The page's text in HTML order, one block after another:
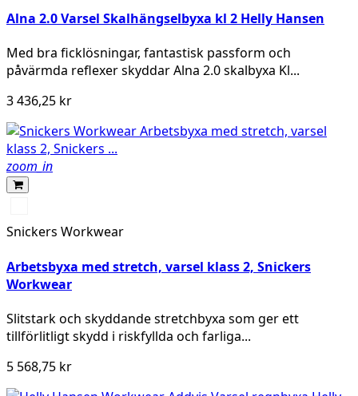
Alna 2.0 Varsel Skalhängselbyxa kl 2 Helly Hansen
Med bra ficklösningar, fantastisk passform och
påvärmda reflexer skyddar Alna 2.0 skalbyxa Kl...
3 436,25 kr
zoom_in
vis
yellow/Navy
Snickers Workwear
Arbetsbyxa med stretch, varsel klass 2, Snickers
Workwear
Slitstark och skyddande stretchbyxa som ger ett
tillförlitligt skydd i riskfyllda och farliga...
5 568,75 kr